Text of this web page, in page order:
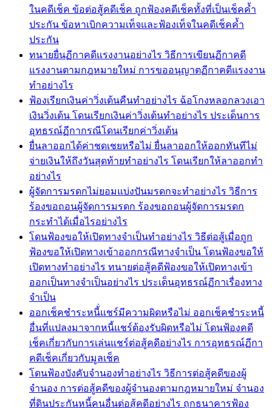
ในคดีเช็ค ข้อต่อสู้คดีเช็ค ถูกฟ้องคดีเช็คทั้งที่เป็นเช็คค้ำ
ประกัน ข้อหาเบิกความเท็จและฟ้องเท็จในคดีเช็คค้ำ
ประกัน
ทนายยื่นฏีกาคดีแรงงานอย่างไร วิธีการเขียนฏีกาคดี
แรงงานตามกฎหมายใหม่ การขออนุญาตฏีกาคดีแรงงาน
ทำอย่างไร
ฟ้องเรียกเงินค่าวิ่งเต้นคืนทำอย่างไร ฉ้อโกงหลอกลวงเอา
เงินวิ่งเต้น โดนเรียกเงินค่าวิ่งเต้นทำอย่างไร ประเด็นการ
อุทธรณ์ฏีกากรณีโดนเรียกค่าวิ่งเต้น
ยื่นลาออกได้ค่าชดเชยหรือไม่ ยื่นลาออกให้ออกทันทีไม่
จ่ายเงินให้ถึงวันสุดท้ายทำอย่างไร โดนเรียกให้ลาออกทำ
อย่างไร
ผู้จัดการมรดกไม่ยอมแบ่งปันมรดกจะทำอย่างไร วิธีการ
ร้องขอถอนผู้จัดการมรดก ร้องขอถอนผู้จัดการมรดก
กระทำได้เมื่อไรอย่างไร
โดนฟ้องขอให้เปิดทางจำเป็นทำอย่างไร วิธีต่อสู้เมื่อถูก
ฟ้องขอให้เปิดทางเข้าออกกรณีทางจำเป็น โดนฟ้องขอให้
เปิดทางทำอย่างไร ทนายต่อสู้คดีฟ้องขอให้เปิดทางเข้า
ออกเป็นทางจำเป็นอย่างไร ประเด็นอุทธรณ์ฏีกาเรื่องทาง
จำเป็น
ออกเช็คชำระหนี้่แชร์มีความผิดหรือไม่ ออกเช็คชำระหนี้
อื่นที่แปลงมาจากหนี้แชร์ต้องรับผิดหรือไม่ โดนฟ้องคดี
เช็คเกี่ยวกับการเล่นแชร์ต่อสู้คดีอย่างไร การอุทธรณ์ฏีกา
คดีเช็คเกี่ยวกับมูลเช็ค
โดนฟ้องบังคับจำนองทำอย่างไร วิธีการต่อสู้คดีของผู้
จำนอง การต่อสู้คดีของผู้จำนองตามกฎหมายใหม่ จำนอง
ที่ดินประกันหนี้คนอื่นต่อสู้คดีอย่างไร ถูกธนาคารฟ้อง